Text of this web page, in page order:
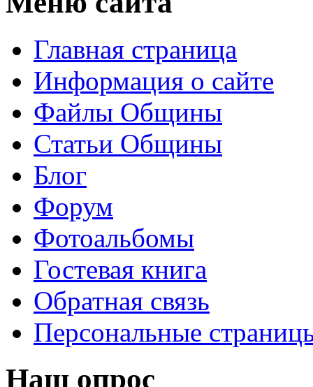
Главная страница
Информация о сайте
Файлы Общины
Статьи Общины
Блог
Форум
Фотоальбомы
Гостевая книга
Обратная связь
Персональные
Наш опрос